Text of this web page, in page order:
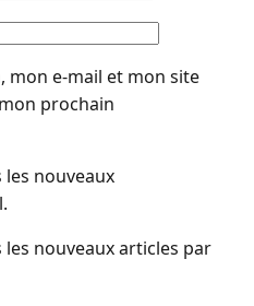
mon e-mail et mon site
prochain
les nouveaux
nouveaux articles par